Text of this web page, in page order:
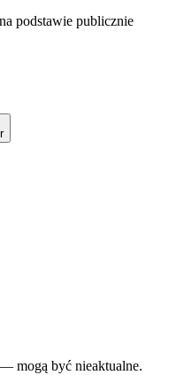
podstawie publicznie
mogą być nieaktualne.